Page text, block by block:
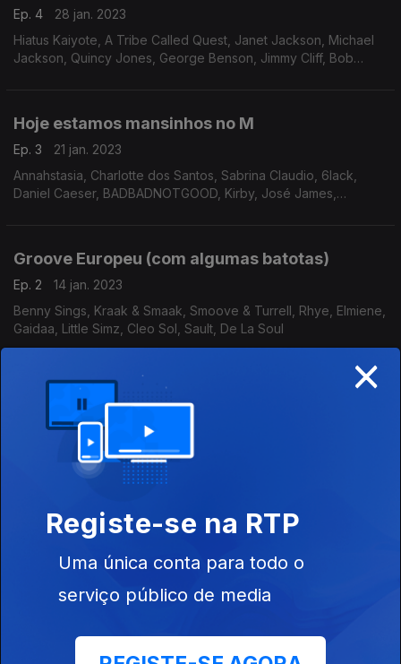
Ep. 4
28 jan. 2023
Hiatus Kaiyote, A Tribe Called Quest, Janet Jackson, Michael
Jackson, Quincy Jones, George Benson, Jimmy Cliff, Bob
Hoje estamos mansinhos no M
Ep. 3
21 jan. 2023
Annahstasia, Charlotte dos Santos, Sabrina Claudio, 6lack,
Daniel Caeser, BADBADNOTGOOD, Kirby, José James,
Groove Europeu (com algumas batotas)
Ep. 2
14 jan. 2023
Benny Sings, Kraak & Smaak, Smoove & Turrell, Rhye, Elmiene,
Gaidaa, Little Simz, Cleo Sol, Sault, De La Soul
Começamos 2023 com o novo groove e duas
despedidas
07 jan. 2023
Little Simz, SZA, Emotional Oranges, Col3trane, Masego, Ari
Lennox, Ravyn Lenae, Merebe, Summer Walker, Ella Mai, St
Banda sonora para a Consoada. Feliz Natal
Millie Jackson, Roy Ayers, Luther Davis, Freedom, Bobby
×
Registe-se na RTP
Uma única conta para todo o
serviço público de media